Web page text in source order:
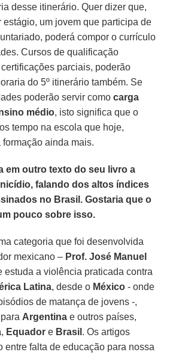
desse itinerário. Quer dizer que,
estágio, um jovem que participa de
poderá compor o currículo
Cursos de qualificação
parciais, poderão
do 5º itinerário também. Se
poderão servir comocarga
médio, isto significa que o
tempo na escola que hoje,
ainda mais.
em outro texto do seu livro a
falando dos altos índices
no Brasil. Gostaria que o
pouco sobre isso.
categoria que foi desenvolvida
mexicano – Prof. José Manuel
estuda a violência praticada contra
Latina, desde o México - onde
de matança de jovens -,
Argentina e outros países,
, Equador e Brasil . Os artigos
entre falta de educação para nossa